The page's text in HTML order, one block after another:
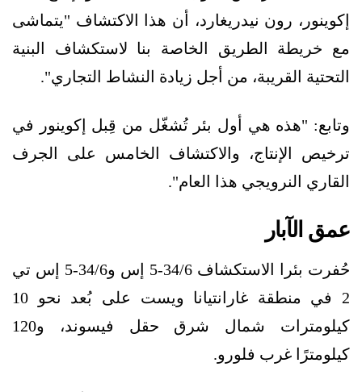
إكوينور، رون نيدريغارد، أن هذا الاكتشاف "يتماشى
مع خريطة الطريق الخاصة بنا لاستكشاف البنية
التحتية القريبة، من أجل زيادة النشاط التجاري".
وتابع: "هذه هي أول بئر تُشغّل من قِبل إكوينور في
ترخيص الإنتاج، والاكتشاف الخامس على الجرف
القاري النرويجي هذا العام".
عمق الآبار
حُفرت بئرا الاستكشاف 34/6-5 إس و34/6-5 إس تي
2 في منطقة غارانتيانا ويست على بُعد نحو 10
كيلومترات شمال شرق حقل فيسوند، و120
كيلومترًا غرب فلورو.